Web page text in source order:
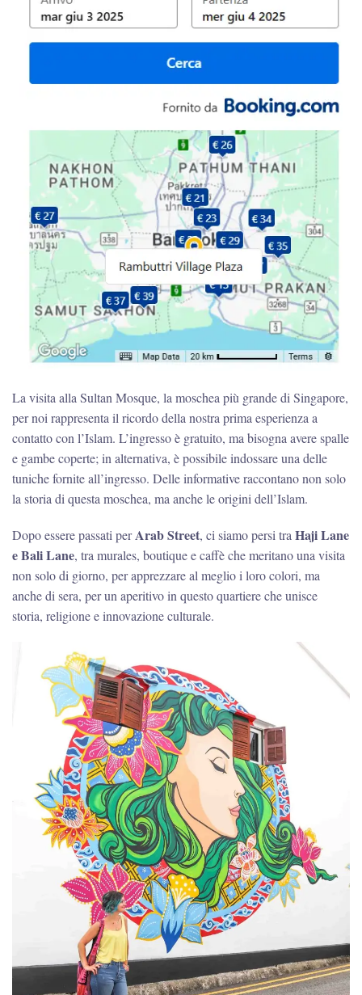
La visita alla Sultan Mosque, la moschea più grande di Singapore,
per noi rappresenta il ricordo della nostra prima esperienza a
contatto con l’Islam. L’ingresso è gratuito, ma bisogna avere spalle
e gambe coperte; in alternativa, è possibile indossare una delle
tuniche fornite all’ingresso. Delle informative raccontano non solo
la storia di questa moschea, ma anche le origini dell’Islam.
Dopo essere passati perArab Street, ci siamo persi tra Haji Lane
e Bali Lane, tra murales, boutique e caffè che meritano una visita
non solo di giorno, per apprezzare al meglio i loro colori, ma
anche di sera, per un aperitivo in questo quartiere che unisce
storia, religione e innovazione culturale.